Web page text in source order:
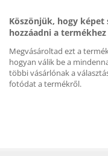
Köszönjük, hogy képet
hozzáadni a termékhez
Megvásároltad ezt a
hogyan válik be a
többi vásárlónak a
fotódat a termékről.